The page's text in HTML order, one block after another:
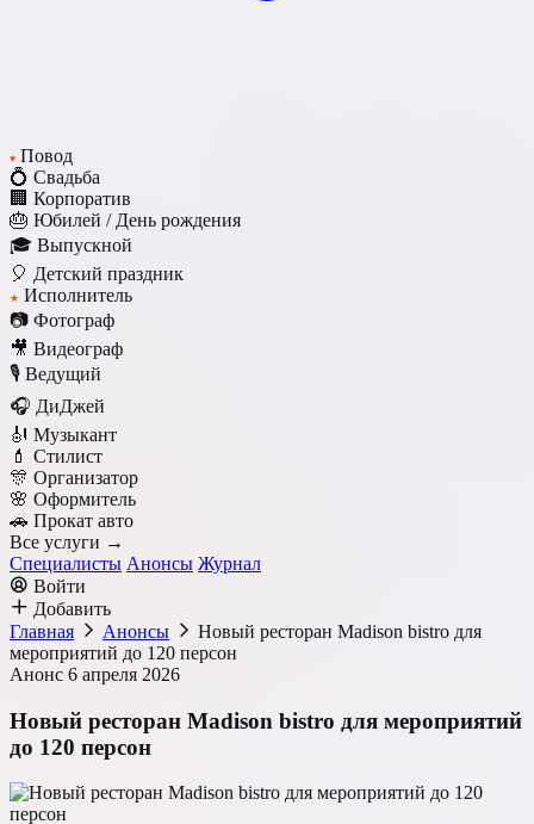
♥ Повод
💍 Свадьба
🏢 Корпоратив
🎂 Юбилей / День рождения
🎓 Выпускной
🎈 Детский праздник
★ Исполнитель
📷 Фотограф
🎥 Видеограф
🎙️ Ведущий
🎧 ДиДжей
🎻 Музыкант
💄 Стилист
🎊 Организатор
🌸 Оформитель
🚗 Прокат авто
Все услуги →
Специалисты Анонсы Журнал
Войти
Добавить
Главная
Анонсы
Новый ресторан Madison bistro для
мероприятий до 120 персон
Анонс 6 апреля 2026
Новый ресторан Madison bistro для мероприятий
до 120 персон